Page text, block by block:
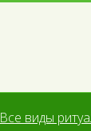
Все виды